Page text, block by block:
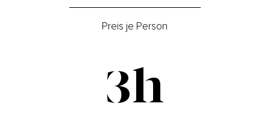
Preis je Person
3h